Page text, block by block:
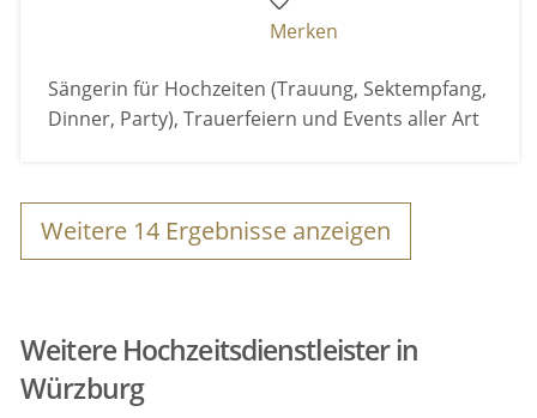
Merken
Sängerin für Hochzeiten (Trauung, Sektempfang,
Dinner, Party), Trauerfeiern und Events aller Art
Weitere 14 Ergebnisse anzeigen
Weitere Hochzeitsdienstleister in
Würzburg